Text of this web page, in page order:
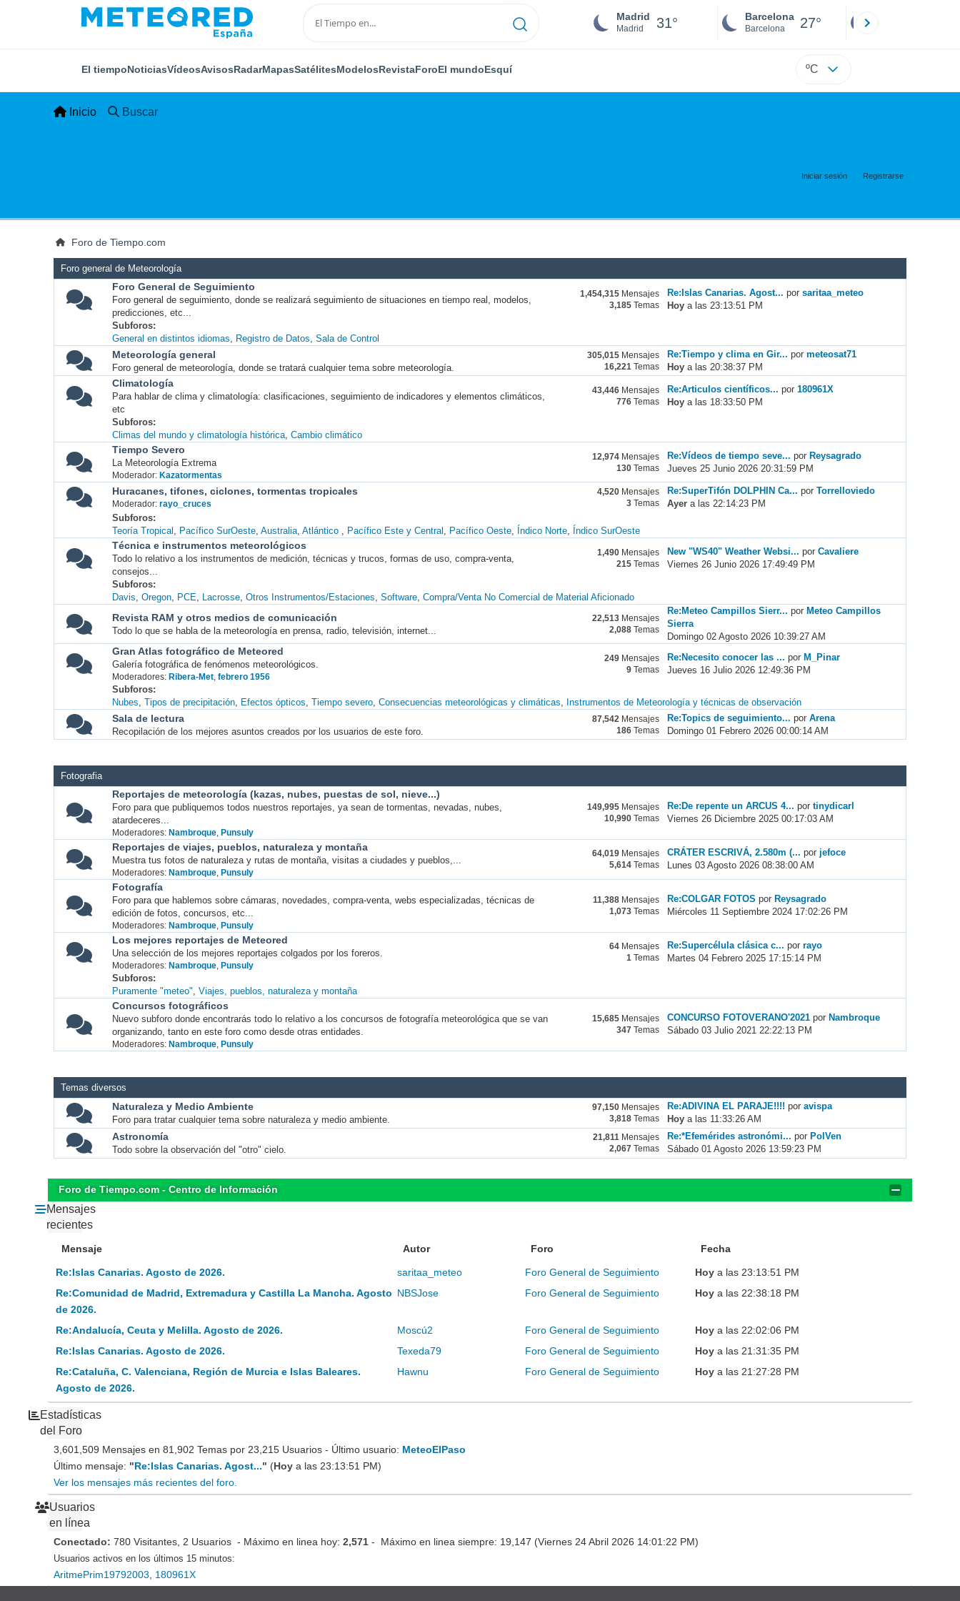
Madrid
Madrid 31° Barcelona
Barcelona 27°
El tiempoNoticiasVídeosAvisosRadarMapasSatélitesModelosRevistaForoEl mundoEsquí ºC
Inicio Buscar
Iniciar sesión Registrarse
Foro de Tiempo.com
Foro general de Meteorología
Foro General de Seguimiento
Foro general de seguimiento, donde se realizará seguimiento de situaciones en tiempo real, modelos,
predicciones, etc...
1,454,315 Mensajes
3,185 Temas
Re:Islas Canarias. Agost... porsaritaa_meteo
Hoy a las 23:13:51 PM
Subforos
General en distintos idiomas
Registro de Datos Sala de Control
Meteorología general
Foro general de meteorología, donde se tratará cualquier tema sobre meteorología.
305,015 Mensajes
16,221 Temas
Re:Tiempo y clima en Gir... pormeteosat71
Hoy a las 20:38:37 PM
Climatología
Para hablar de clima y climatología: clasificaciones, seguimiento de indicadores y elementos climáticos,
etc
43,446 Mensajes
776 Temas
Re:Articulos científicos... por180961X
Hoy a las 18:33:50 PM
Subforos
Climas del mundo y climatología histórica Cambio climático
Tiempo Severo
La Meteorología Extrema
Moderador: Kazatormentas
12,974 Mensajes
130 Temas
Re:Vídeos de tiempo seve... porReysagrado
Jueves 25 Junio 2026 20:31:59 PM
Huracanes, tifones, ciclones, tormentas tropicales
Moderador: rayo_cruces
4,520 Mensajes
3 Temas
Re:SuperTifón DOLPHIN Ca... porTorrelloviedo
Ayer a las 22:14:23 PM
Subforos
Teoría Tropical
Pacífico SurOeste Australia Atlántico Pacífico Este y Central Pacífico Oeste Índico Norte Índico SurOeste
Técnica e instrumentos meteorológicos
Todo lo relativo a los instrumentos de medición, técnicas y trucos, formas de uso, compra-venta,
consejos...
1,490 Mensajes
215 Temas
New "WS40" Weather Websi... porCavaliere
Viernes 26 Junio 2026 17:49:49 PM
Subforos
Davis Oregon PCE Lacrosse Otros Instrumentos/Estaciones Software Compra/Venta No Comercial de Material Aficionado
Revista RAM y otros medios de comunicación
Todo lo que se habla de la meteorología en prensa, radio, televisión, internet...
22,513 Mensajes
2,088 Temas
Re:Meteo Campillos Sierr... por Meteo Campillos
Sierra
Domingo 02 Agosto 2026 10:39:27 AM
Gran Atlas fotográfico de Meteored
Galería fotográfica de fenómenos meteorológicos.
Moderadores: Ribera-Met, febrero 1956
249 Mensajes
9 Temas
Re:Necesito conocer las ... porM_Pinar
Jueves 16 Julio 2026 12:49:36 PM
Subforos
Nubes Tipos de precipitación Efectos ópticos Tiempo severo Consecuencias meteorológicas y climáticas Instrumentos de Meteorología y técnicas de observación
Sala de lectura
Recopilación de los mejores asuntos creados por los usuarios de este foro.
87,542 Mensajes
186 Temas
Re:Topics de seguimiento... porArena
Domingo 01 Febrero 2026 00:00:14 AM
Fotografia
Reportajes de meteorología (kazas, nubes, puestas de sol, nieve...)
Foro para que publiquemos todos nuestros reportajes, ya sean de tormentas, nevadas, nubes,
atardeceres...
Moderadores: Nambroque, Punsuly
149,995 Mensajes
10,990 Temas
Re:De repente un ARCUS 4... portinydicarl
Viernes 26 Diciembre 2025 00:17:03 AM
Reportajes de viajes, pueblos, naturaleza y montaña
Muestra tus fotos de naturaleza y rutas de montaña, visitas a ciudades y pueblos,...
Moderadores: Nambroque, Punsuly
64,019 Mensajes
5,614 Temas
CRÁTER ESCRIVÁ, 2.580m (... por jefoce
Lunes 03 Agosto 2026 08:38:00 AM
Fotografía
Foro para que hablemos sobre cámaras, novedades, compra-venta, webs especializadas, técnicas de
edición de fotos, concursos, etc...
Moderadores: Nambroque, Punsuly
11,388 Mensajes
1,073 Temas
Re:COLGAR FOTOS por Reysagrado
Miércoles 11 Septiembre 2024 17:02:26 PM
Los mejores reportajes de Meteored
Una selección de los mejores reportajes colgados por los foreros.
Moderadores: Nambroque, Punsuly
64 Mensajes
1 Temas
Re:Supercélula clásica c... porrayo
Martes 04 Febrero 2025 17:15:14 PM
Subforos
Puramente "meteo" Viajes, pueblos, naturaleza y montaña
Concursos fotográficos
Nuevo subforo donde encontrarás todo lo relativo a los concursos de fotografía meteorológica que se van
organizando, tanto en este foro como desde otras entidades.
Moderadores: Nambroque, Punsuly
15,685 Mensajes
347
Temas
CONCURSO FOTOVERANO'2021 por Nambroque
Sábado 03 Julio 2021 22:22:13 PM
Temas diversos
Naturaleza y Medio Ambiente
Foro para tratar cualquier tema sobre naturaleza y medio ambiente.
97,150 Mensajes
3,818 Temas
Re:ADIVINA EL PARAJE!!!! poravispa
Hoy a las 11:33:26 AM
Astronomía
Todo sobre la observación del "otro" cielo.
21,811 Mensajes
2,067
Temas
Re:*Efemérides astronómi... por PolVen
Sábado 01 Agosto 2026 13:59:23 PM
Foro de Tiempo.com - Centro de Información
Mensajes
recientes
Mensaje Autor Foro Fecha
Re:Islas Canarias. Agosto de 2026. saritaa_meteo Foro General de Seguimiento Hoy a las 23:13:51 PM
Re:Comunidad de Madrid, Extremadura y Castilla La Mancha. Agosto
de 2026.
NBSJose Foro General de Seguimiento Hoy a las 22:38:18 PM
Re:Andalucía, Ceuta y Melilla. Agosto de 2026. Moscú2 Foro General de Seguimiento Hoy a las 22:02:06 PM
Re:Islas Canarias. Agosto de 2026.
Texeda79 Foro General de Seguimiento Hoy a las 21:31:35 PM
Re:Cataluña, C. Valenciana, Región de Murcia e Islas Baleares.
Agosto de 2026.
Hawnu Foro General de Seguimiento Hoy a las 21:27:28 PM
Estadísticas
del Foro
3,601,509 Mensajes en 81,902 Temas por 23,215 Usuarios - Último usuario: MeteoElPaso
Último mensaje: "Re:Islas Canarias. Agost..." (Hoy a las 23:13:51 PM)
Ver los mensajes más recientes del foro.
Usuarios
en línea
Conectado:780 Visitantes, 2 Usuarios - Máximo en linea hoy:2,571 - Máximo en linea siempre: 19,147 (Viernes 24 Abril 2026 14:01:22 PM)
Usuarios activos en los últimos 15 minutos:
AritmePrim19792003 180961X